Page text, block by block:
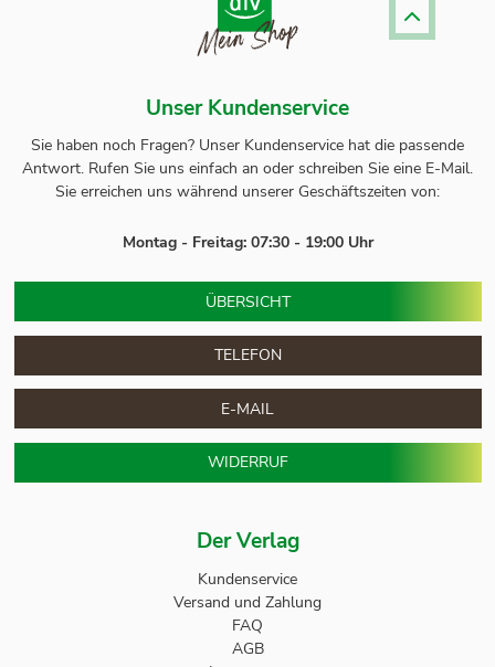
Der Verlag
Kundenservice
Versand und Zahlung
FAQ
AGB
Unser Kundenservice
Sie haben noch Fragen? Unser Kundenservice hat die passende
Antwort. Rufen Sie uns einfach an oder schreiben Sie eine E-Mail.
Sie erreichen uns während unserer Geschäftszeiten von:
Montag - Freitag: 07:30 - 19:00 Uhr
ÜBERSICHT
TELEFON
E-MAIL
WIDERRUF